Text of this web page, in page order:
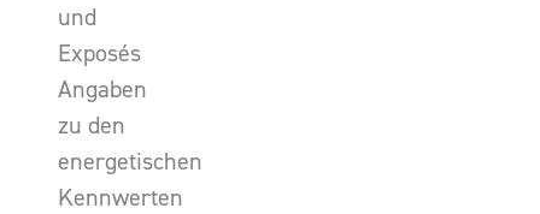
und
Exposés
Angaben
zu den
energetischen
Kennwerten